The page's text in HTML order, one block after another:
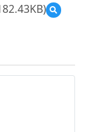
預
覽
互
動，